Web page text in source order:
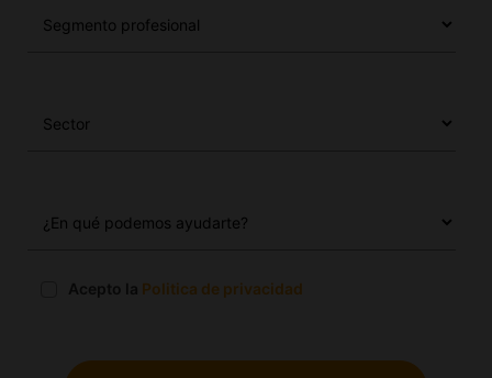
Acepto la Politica de privacidad